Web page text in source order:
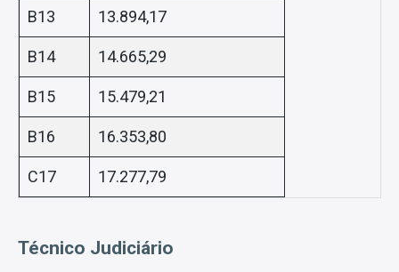
B13 13.894,17
B14 14.665,29
B15 15.479,21
B16 16.353,80
C17 17.277,79
Técnico Judiciário